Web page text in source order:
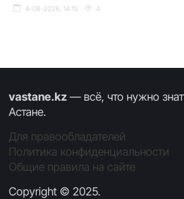
4-08-2026, 14:15 4
vastane.kz — всё, что нужно
Астане.
Для правообладателей
Политика конфиденциальности
Общие правила на сайте
Copyright © 2025.